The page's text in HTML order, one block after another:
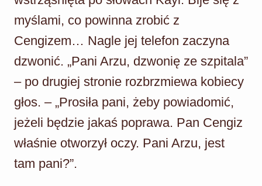
myślami, co powinna zrobić z
Cengizem… Nagle jej telefon zaczyna
dzwonić. „Pani Arzu, dzwonię ze szpitala”
– po drugiej stronie rozbrzmiewa kobiecy
głos. – „Prosiła pani, żeby powiadomić,
jeżeli będzie jakaś poprawa. Pan Cengiz
właśnie otworzył oczy. Pani Arzu, jest
tam pani?”.